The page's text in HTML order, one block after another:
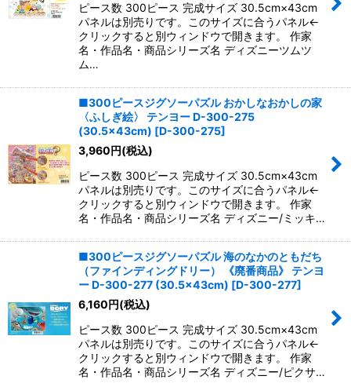
ピース数 300ピース 完成サイズ 30.5cm×43cm
パネルは別売りです。このサイズに合うパネル←
クリックすると別ウィンドウで開きます。 作家
名・作品名・商品シリーズ名 ディズニーツムツ
ム…
■300ピースジグソーパズル おかしなおかしの家
〈ふしぎ絵〉 テンヨー D-300-275
(30.5×43cm) [D-300-275]
3,960円(税込)
ピース数 300ピース 完成サイズ 30.5cm×43cm
パネルは別売りです。このサイズに合うパネル←
クリックすると別ウィンドウで開きます。 作家
名・作品名・商品シリーズ名 ディズニー/ミッキ…
■300ピースジグソーパズル 海のなかのともだち
（ファインディングドリー） 《廃番商品》 テンヨ
ー D-300-277 (30.5×43cm) [D-300-277]
6,160円(税込)
ピース数 300ピース 完成サイズ 30.5cm×43cm
パネルは別売りです。このサイズに合うパネル←
クリックすると別ウィンドウで開きます。 作家
名・作品名・商品シリーズ名 ディズニー/ピクサ…